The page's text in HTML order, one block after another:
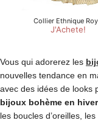
Vous qui adorerez les
nouvelles tendance en
avec des idées de looks
bijoux bohème en
les boucles d’oreilles,